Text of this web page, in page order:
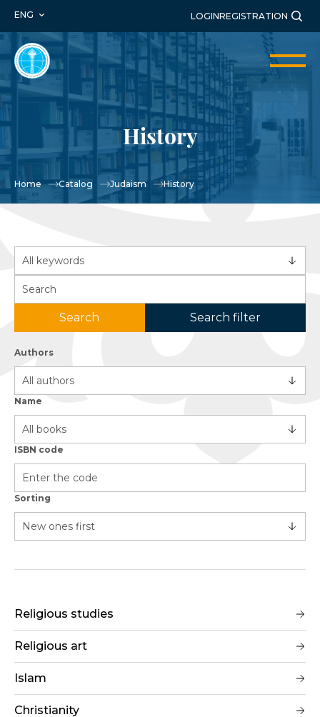
ENG LOGINREGISTRATION
History
Home Catalog Judaism History
Search Search filter
Authors
Name
ISBN code
Sorting
Religious studies
Religious art
Islam
Christianity